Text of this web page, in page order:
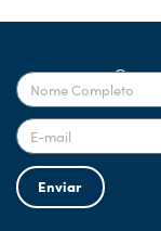
Quer
Enviar